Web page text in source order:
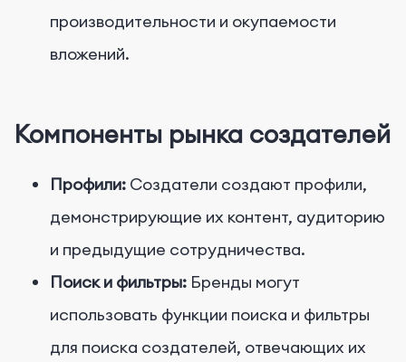
производительности и окупаемости
вложений.
Компоненты рынка создателей
Профили: Создатели создают профили,
демонстрирующие их контент, аудиторию
и предыдущие сотрудничества.
Поиск и фильтры: Бренды могут
использовать функции поиска и фильтры
для поиска создателей, отвечающих их